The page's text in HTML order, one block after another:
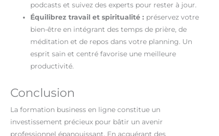
podcasts et suivez des experts pour rester à jour.
Équilibrez travail et spiritualité : préservez votre
bien-être en intégrant des temps de prière, de
méditation et de repos dans votre planning. Un
esprit sain et centré favorise une meilleure
productivité.
Conclusion
La formation business en ligne constitue un
investissement précieux pour bâtir un avenir
professionnel épanouissant. En acquérant des